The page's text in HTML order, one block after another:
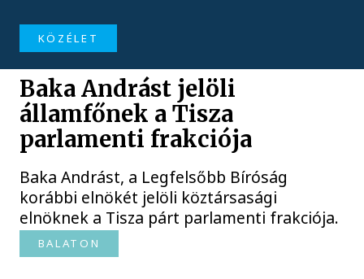
KÖZÉLET
Baka Andrást jelöli
államfőnek a Tisza
parlamenti frakciója
Baka Andrást, a Legfelsőbb Bíróság
korábbi elnökét jelöli köztársasági
elnöknek a Tisza párt parlamenti frakciója.
BALATON